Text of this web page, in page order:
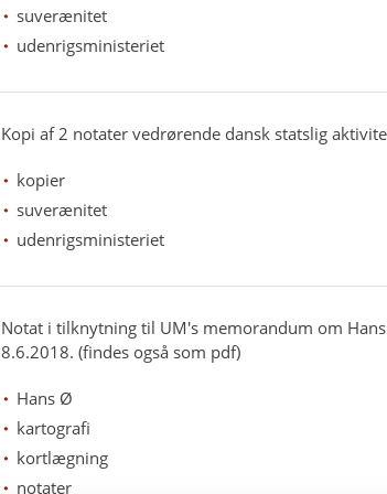
suverænitet
udenrigsministeriet
Kopi af 2 notater vedrørende dansk statslig
kopier
suverænitet
udenrigsministeriet
Notat i tilknytning til UM's memorandum om
8.6.2018. (findes også som pdf)
Hans Ø
kartografi
kortlægning
notater